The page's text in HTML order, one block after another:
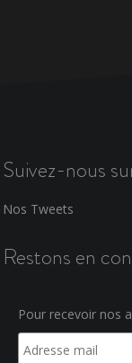
Suivez-nous
Nos Tweets
Restons en
Pour recevoir nos